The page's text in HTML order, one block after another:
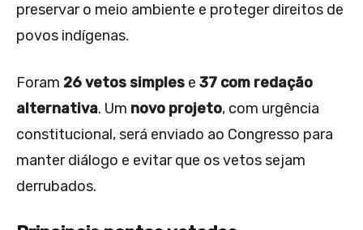
preservar o meio ambiente e proteger direitos de
povos indígenas.
Foram 26 vetos simples e 37 com redação
alternativa. Um novo projeto, com urgência
constitucional, será enviado ao Congresso para
manter diálogo e evitar que os vetos sejam
derrubados.